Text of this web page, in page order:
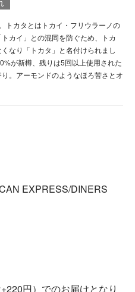
トカタとはトカイ・フリウラーノの
カイ」との混同を防ぐため、トカ
なり「トカタ」と名付けられまし
が新樽、残りは5回以上使用された
。アーモンドのようなほろ苦さとオ
EXPRESS/DINERS
円）でのお届けとなり